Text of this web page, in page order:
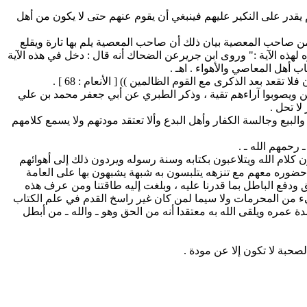
على النكير عليهم فينبغي أن يقوم عنهم حتى لا يكون من أهل
صاحب المعصية بيان ذلك أن صاحب المعصية يلم بها تارة ويقلع
لهذه الآية :" وروى ابن جريرعن الضحاك أنه قال : دخل في هذه الآية
أهل المعاصي والأهواء . اهـ .
ويصوبوا آراءهم تقية ، وذكر الطبري عن أبي جعفر محمد بن علي
لا تحل .
وجالسة الكفار وأهل البدع وألا تعتقد مودتهم ولا يسمع كلامهم
رحمهم الله ـ .
الله ويتلاعبون بكتابه وسنة رسوله ويردون ذلك إلى أهوائهم
معهم مع تنزهه يتلبسون به شبهة يشبهون بها على العامة
الباطل بما قدرنا عليه ، وبلغت إليه طاقتنا ومن عرف هذه
المحرمات ولا سيما لمن كان غير راسخ القدم في علم الكتاب
ويلقى الله به معتقدا أنه من الحق وهو ـ والله ـ من أبطل
لا تكون إلا عن مودة .